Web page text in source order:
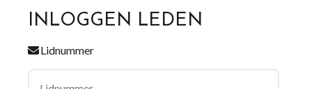
INLOGGEN LEDEN
Lidnummer